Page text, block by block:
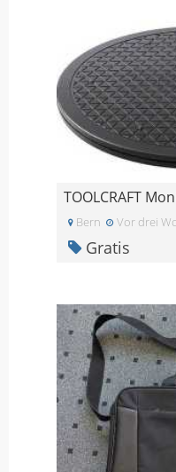
TOOLCRAFT
Bern Vor drei
Gratis